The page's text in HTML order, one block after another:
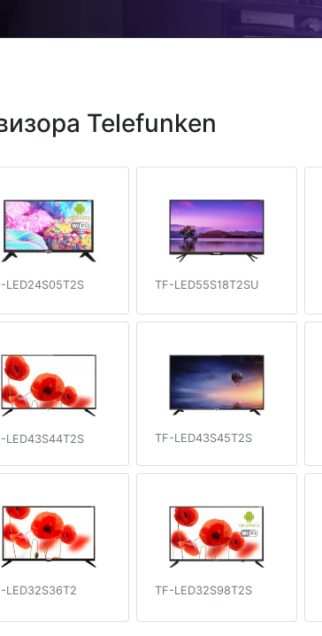
Telefunken
LED24S05T2S TF-LED55S18T2SU
LED43S44T2S TF-LED43S45T2S
LED32S36T2 TF-LED32S98T2S